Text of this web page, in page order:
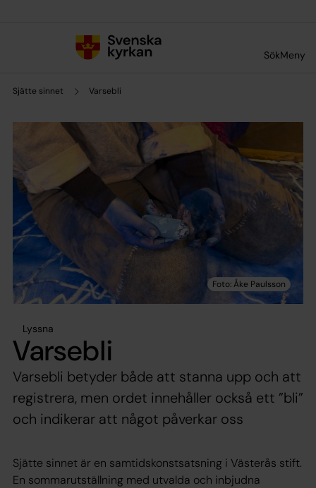
SökMeny
Sjätte sinnet Varsebli
Lyssna
Varsebli
Varsebli betyder både att stanna upp och att
registrera, men ordet innehåller också ett ”bli”
och indikerar att något påverkar oss
Sjätte sinnet är en samtidskonstsatsning i Västerås stift.
En sommarutställning med utvalda och inbjudna